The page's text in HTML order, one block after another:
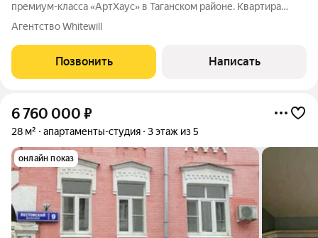
премиум-класса «АртХаус» в Таганском районе. Квартира
площадью 213 м расположена на 3 этаже. Дизайнерская
Потолки высотой 3,8 метра,
Агентство Whitewill
Позвонить Написать
6 760 000 ₽
28 м² апартаменты-студия 3 этаж из 5
онлайн показ